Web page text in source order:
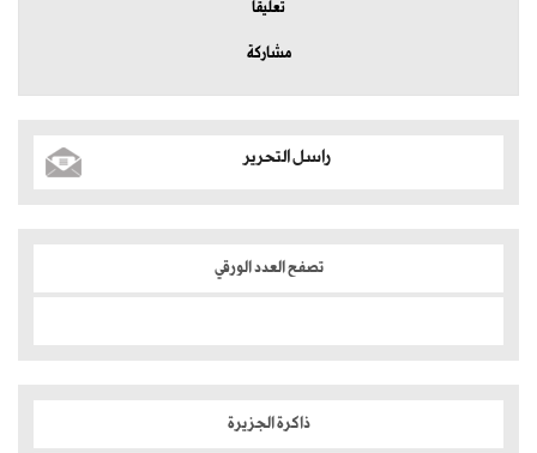
تعليقا
مشاركة
راسل التحرير
تصفح العدد الورقي
ذاكرة الجزيرة